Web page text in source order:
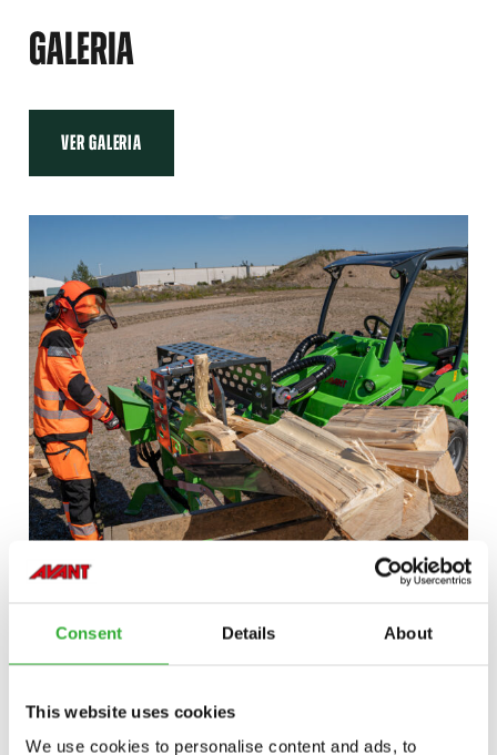
Consent Details About
This website uses cookies
We use cookies to personalise content and ads, to
GALERIA
VER GALERIA